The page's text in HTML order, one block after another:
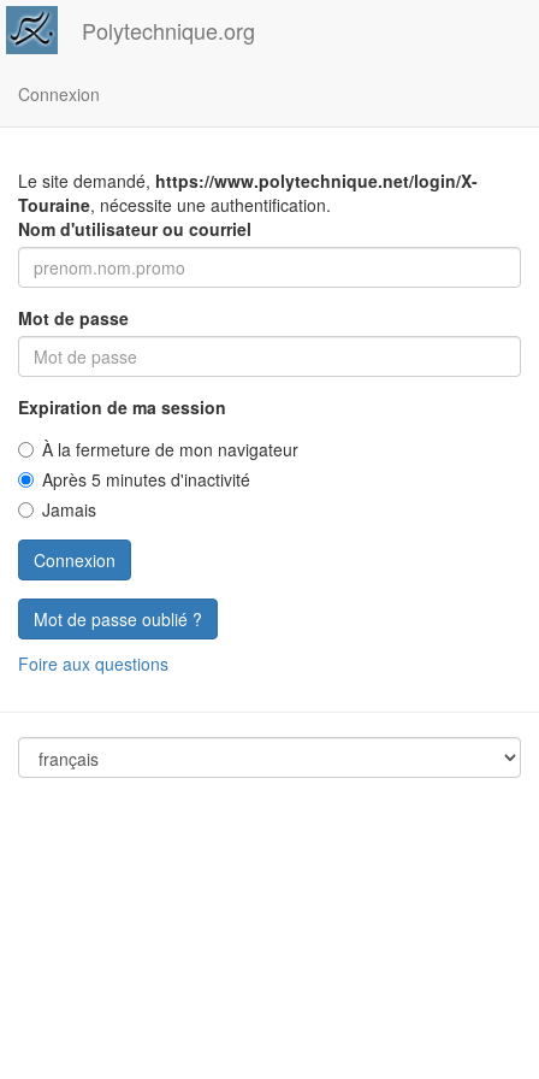
Polytechnique.org
Connexion
Le site demandé, https://www.polytechnique.net/login/X-
Touraine, nécessite une authentification.
Nom d'utilisateur ou courriel
Mot de passe
Expiration de ma session
À la fermeture de mon navigateur
Après 5 minutes d'inactivité
Jamais
Mot de passe oublié ?
Foire aux questions